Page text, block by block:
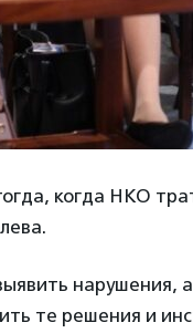
когда НКО
нарушения,
те решения и